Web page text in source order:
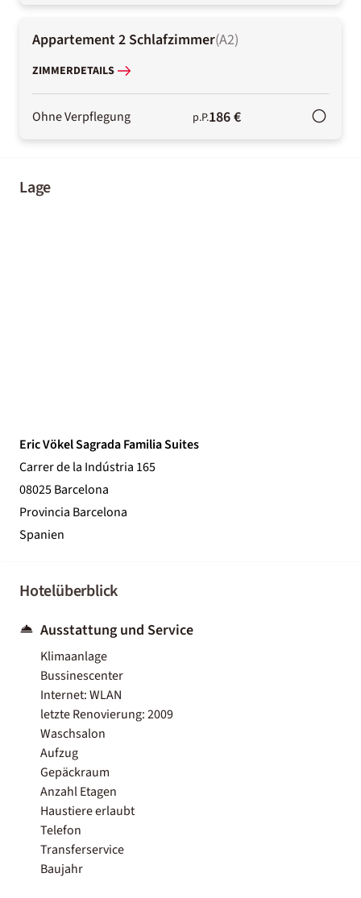
Appartement 2 Schlafzimmer(A2)
ZIMMERDETAILS
Ohne Verpflegung p.P.186 €
Lage
Eric Vökel Sagrada Familia Suites
Carrer de la Indústria 165
08025 Barcelona
Provincia Barcelona
Spanien
Hotelüberblick
Ausstattung und Service
Klimaanlage
Bussinescenter
Internet: WLAN
letzte Renovierung: 2009
Waschsalon
Aufzug
Gepäckraum
Anzahl Etagen
Haustiere erlaubt
Telefon
Transferservice
Baujahr